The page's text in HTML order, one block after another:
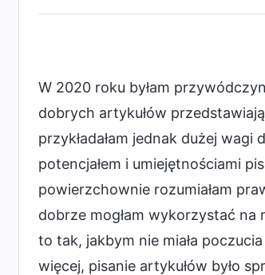
W 2020 roku byłam
dobrych artykułów
przykładałam jednak dużej
potencjałem i umiejętnościami
powierzchownie rozumiałam
dobrze mogłam wykorzystać na
to tak, jakbym nie miała
więcej, pisanie artykułów było